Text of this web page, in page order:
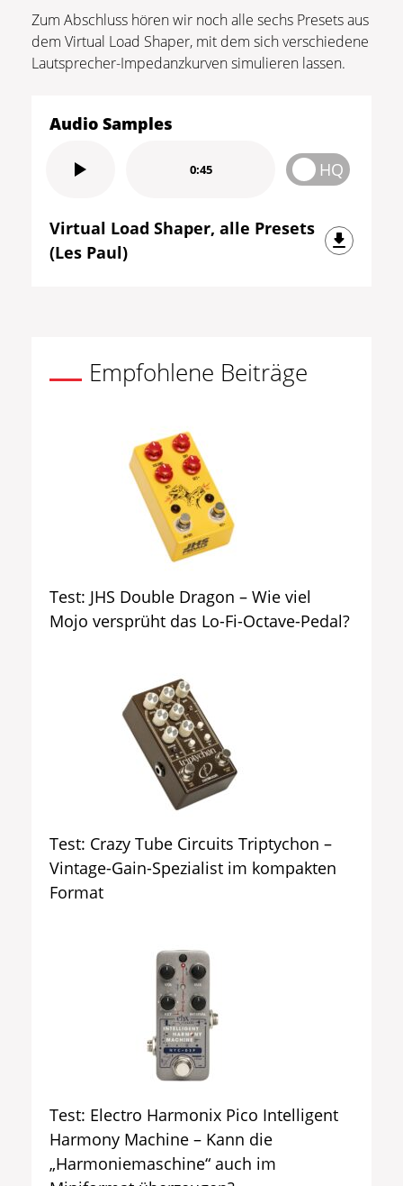
Zum Abschluss hören wir noch alle sechs Presets aus
dem Virtual Load Shaper, mit dem sich verschiedene
Lautsprecher-Impedanzkurven simulieren lassen.
Audio Samples
0:45 HQ
Virtual Load Shaper, alle Presets
(Les Paul)
Empfohlene Beiträge
Test: JHS Double Dragon – Wie viel
Mojo versprüht das Lo-Fi-Octave-Pedal?
Test: Crazy Tube Circuits Triptychon –
Vintage-Gain-Spezialist im kompakten
Format
Test: Electro Harmonix Pico Intelligent
Harmony Machine – Kann die
„Harmoniemaschine“ auch im